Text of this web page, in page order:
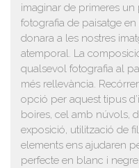
imaginar de primeres
fotografia de paisatge
donara a les nostres
atemporal. La
qualsevol fotografia al
més rellevància.
opció per aquest tipus
boires, cel amb núvols,
exposició, utilització de
elements ens ajudaren
perfecte en blanc i